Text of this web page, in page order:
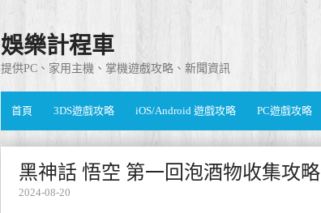
娛樂計程車
提供PC、家用主機、掌機遊戲攻略、新聞資訊
首頁 3DS遊戲攻略 iOS/Android 遊戲攻略 PC遊戲攻略
黑神話 悟空 第一回泡酒物收集攻略
2024-08-20